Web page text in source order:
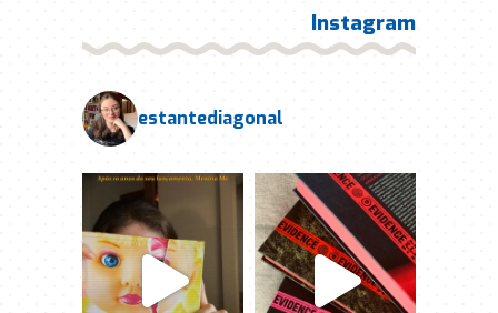
Instagram
estantediagonal